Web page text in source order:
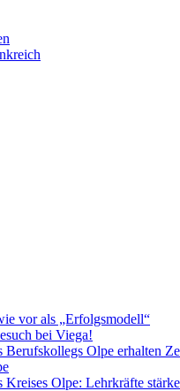
vor als „Erfolgsmodell“
bei Viega!
Olpe erhalten
Kreises Olpe: Lehrkräfte